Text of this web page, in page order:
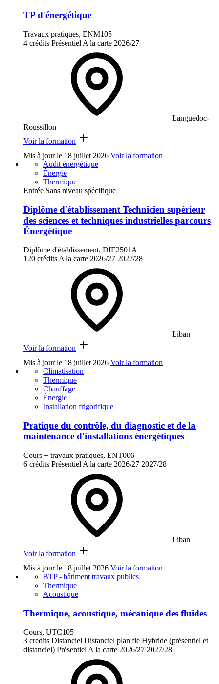
TP d'énergétique
Travaux pratiques, ENM105
4 crédits Présentiel A la carte 2026/27
Languedoc-
Roussillon
Voir la formation
Mis à jour le 18 juillet 2026 Voir la formation
Audit énergétique
Énergie
Thermique
Entrée Sans niveau spécifique
Diplôme d'établissement Technicien supérieur
des sciences et techniques industrielles parcours
Énergétique
Diplôme d'établissement, DIE2501A
120 crédits A la carte 2026/27 2027/28
Liban
Voir la formation
Mis à jour le 18 juillet 2026 Voir la formation
Climatisation
Thermique
Chauffage
Énergie
Installation frigorifique
Pratique du contrôle, du diagnostic et de la
maintenance d'installations énergétiques
Cours + travaux pratiques, ENT006
6 crédits Présentiel A la carte 2026/27 2027/28
Liban
Voir la formation
Mis à jour le 18 juillet 2026 Voir la formation
BTP - bâtiment travaux publics
Thermique
Acoustique
Thermique, acoustique, mécanique des fluides
Cours, UTC105
3 crédits Distanciel Distanciel planifié Hybride (présentiel et
distanciel) Présentiel A la carte 2026/27 2027/28